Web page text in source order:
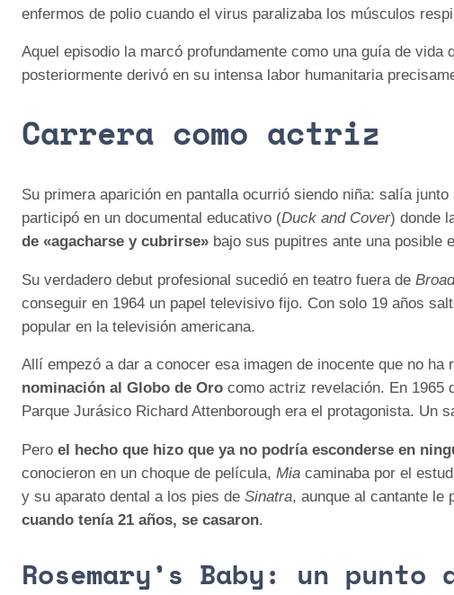
enfermos de polio cuando el virus paralizaba los músculos
Aquel episodio la marcó profundamente como una guía de
posteriormente derivó en su intensa labor humanitaria
Carrera como actriz
Su primera aparición en pantalla ocurrió siendo niña: salía junto
participó en un documental educativo (Duck and Cover) donde
de «agacharse y cubrirse» bajo sus pupitres ante una posible
Su verdadero debut profesional sucedió en teatro fuera de
conseguir en 1964 un papel televisivo fijo. Con solo 19 años
popular en la televisión americana.
Allí empezó a dar a conocer esa imagen de inocente que no ha
nominación al Globo de Oro como actriz revelación. En 1965
Parque Jurásico Richard Attenborough era el protagonista. Un
Pero el hecho que hizo que ya no podría esconderse en
conocieron en un choque de película, Mia caminaba por el
y su aparato dental a los pies de Sinatra, aunque al cantante le
cuando tenía 21 años, se casaron.
Rosemary’s Baby: un